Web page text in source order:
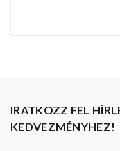
IRATKOZZ FEL
KEDVEZMÉNYHEZ!